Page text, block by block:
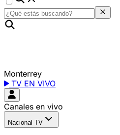
Monterrey
TV EN VIVO
Canales en vivo
Nacional TV